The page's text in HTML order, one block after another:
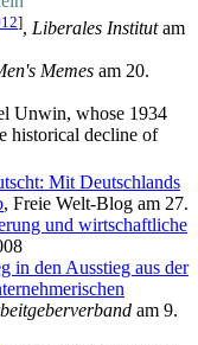
], Liberales Institutam
Memes am 20.
Unwin, whose 1934
historical decline of
Mit Deutschlands
, Freie Welt-Blog am 27.
und wirtschaftliche
in den Ausstieg aus der
am 9.